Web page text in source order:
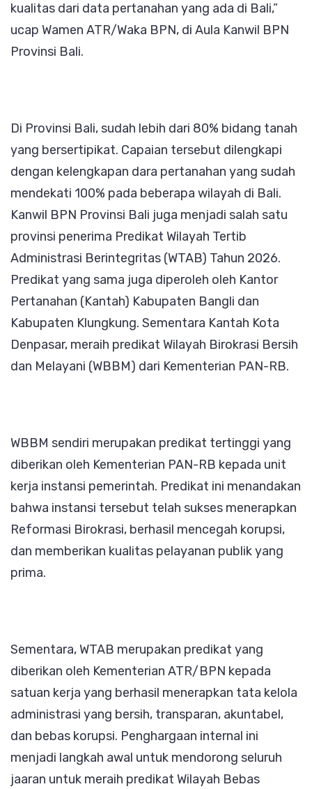
kualitas dari data pertanahan yang ada di Bali,”
ucap Wamen ATR/Waka BPN, di Aula Kanwil BPN
Provinsi Bali.
Di Provinsi Bali, sudah lebih dari 80% bidang tanah
yang bersertipikat. Capaian tersebut dilengkapi
dengan kelengkapan dara pertanahan yang sudah
mendekati 100% pada beberapa wilayah di Bali.
Kanwil BPN Provinsi Bali juga menjadi salah satu
provinsi penerima Predikat Wilayah Tertib
Administrasi Berintegritas (WTAB) Tahun 2026.
Predikat yang sama juga diperoleh oleh Kantor
Pertanahan (Kantah) Kabupaten Bangli dan
Kabupaten Klungkung. Sementara Kantah Kota
Denpasar, meraih predikat Wilayah Birokrasi Bersih
dan Melayani (WBBM) dari Kementerian PAN-RB.
WBBM sendiri merupakan predikat tertinggi yang
diberikan oleh Kementerian PAN-RB kepada unit
kerja instansi pemerintah. Predikat ini menandakan
bahwa instansi tersebut telah sukses menerapkan
Reformasi Birokrasi, berhasil mencegah korupsi,
dan memberikan kualitas pelayanan publik yang
prima.
Sementara, WTAB merupakan predikat yang
diberikan oleh Kementerian ATR/BPN kepada
satuan kerja yang berhasil menerapkan tata kelola
administrasi yang bersih, transparan, akuntabel,
dan bebas korupsi. Penghargaan internal ini
menjadi langkah awal untuk mendorong seluruh
jaaran untuk meraih predikat Wilayah Bebas